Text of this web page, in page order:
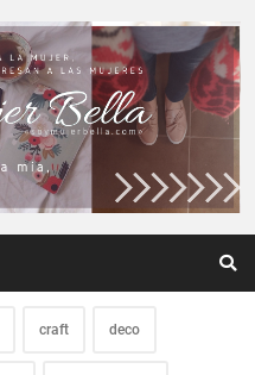
craft deco